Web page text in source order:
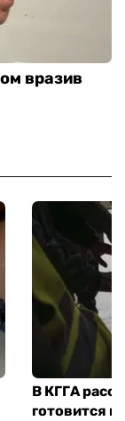
В КГГА
готовится